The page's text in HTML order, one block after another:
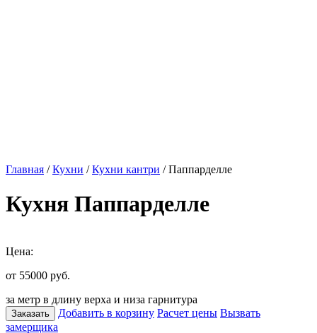
Главная /Кухни /Кухни кантри / Паппарделле
Кухня Паппарделле
Цена:
от 55000 руб.
за метр в длину верха и низа гарнитура
Заказать Добавить в корзину Расчет цены Вызвать
замерщика